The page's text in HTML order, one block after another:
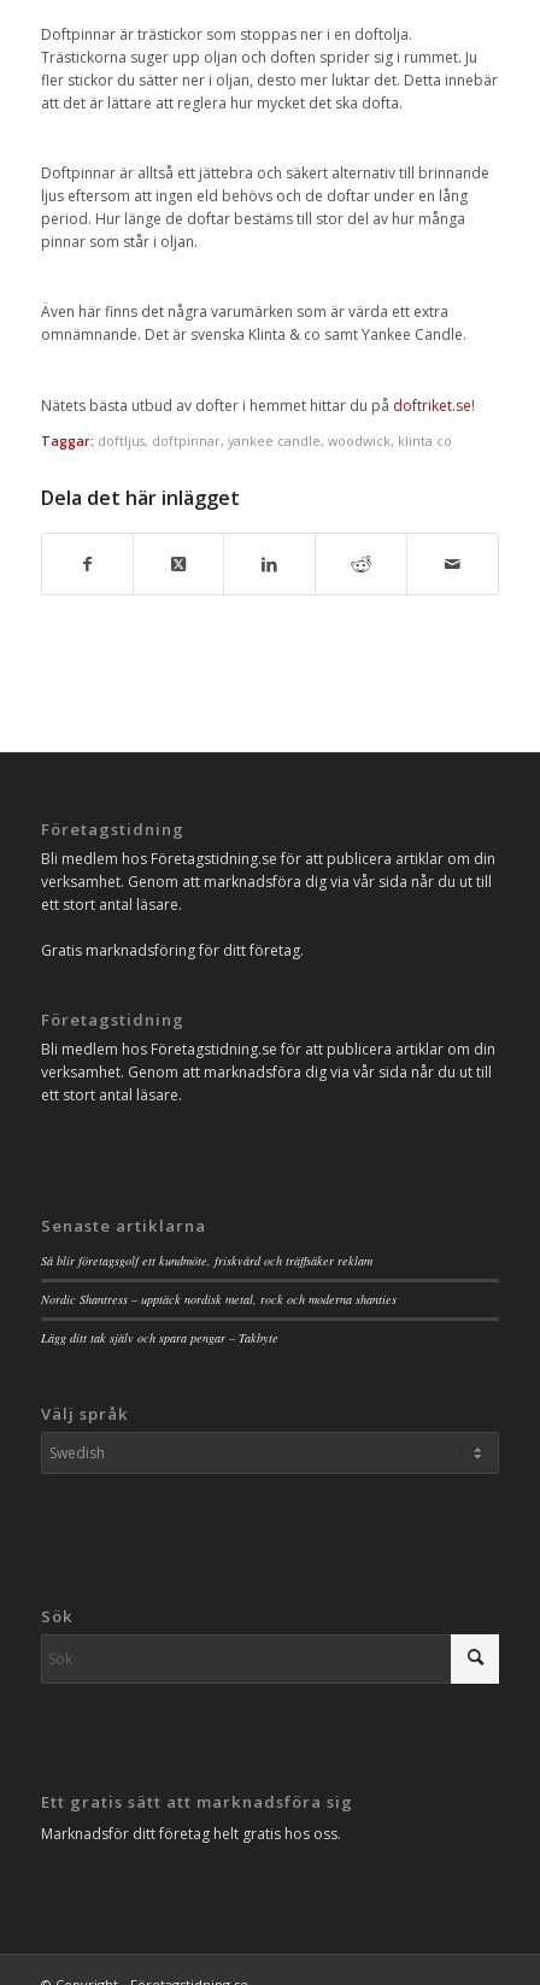
Doftpinnar är trästickor som stoppas ner i en doftolja.
Trästickorna suger upp oljan och doften sprider sig i rummet. Ju
fler stickor du sätter ner i oljan, desto mer luktar det. Detta innebär
att det är lättare att reglera hur mycket det ska dofta.
Doftpinnar är alltså ett jättebra och säkert alternativ till brinnande
ljus eftersom att ingen eld behövs och de doftar under en lång
period. Hur länge de doftar bestäms till stor del av hur många
pinnar som står i oljan.
Även här finns det några varumärken som är värda ett extra
omnämnande. Det är svenska Klinta & co samt Yankee Candle.
Nätets bästa utbud av dofter i hemmet hittar du på doftriket.se!
Taggar: doftljus, doftpinnar, yankee candle, woodwick, klinta co
Dela det här inlägget
Företagstidning
Bli medlem hos Företagstidning.se för att publicera artiklar om din
verksamhet. Genom att marknadsföra dig via vår sida når du ut till
ett stort antal läsare.
Gratis marknadsföring för ditt företag.
Företagstidning
Bli medlem hos Företagstidning.se för att publicera artiklar om din
verksamhet. Genom att marknadsföra dig via vår sida når du ut till
ett stort antal läsare.
Senaste artiklarna
Så blir företagsgolf ett kundmöte, friskvård och träffsäker reklam
Nordic Shantress – upptäck nordisk metal, rock och moderna shanties
Lägg ditt tak själv och spara pengar – Takbyte
Välj språk
Sök
Ett gratis sätt att marknadsföra sig
Marknadsför ditt företag helt gratis hos oss.